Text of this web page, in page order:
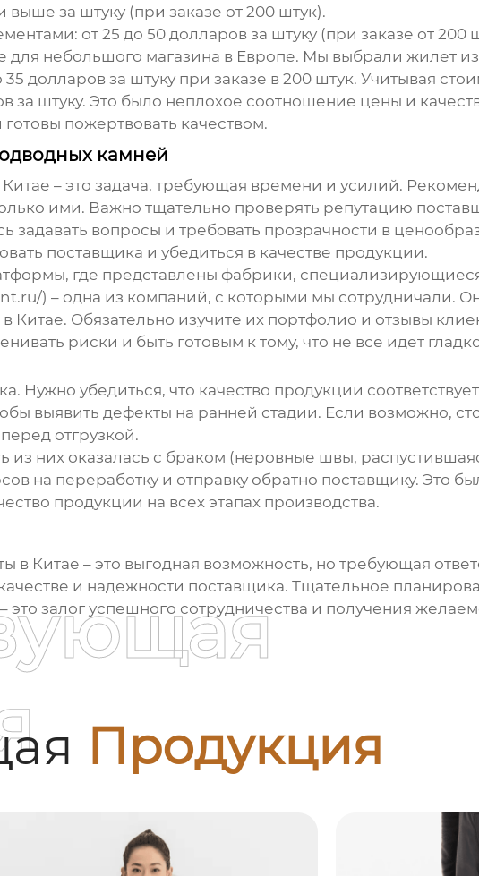
выше за штуку (при заказе от 200 штук).
от 25 до 50 долларов за штуку (при заказе от 200
для небольшого магазина в Европе. Мы выбрали жилет
долларов за штуку при заказе в 200 штук. Учитывая
за штуку. Это было неплохое соотношение цены и
пожертвовать качеством.
камней
– это задача, требующая времени и усилий.
ими. Важно тщательно проверять репутацию
задавать вопросы и требовать прозрачности в
поставщика и убедиться в качестве продукции.
где представлены фабрики,
) – одна из компаний, с которыми мы сотрудничали.
Китае. Обязательно изучите их портфолио и отзывы
риски и быть готовым к тому, что не все идет
Нужно убедиться, что качество продукции
выявить дефекты на ранней стадии. Если возможно,
отгрузкой.
них оказалась с браком (неровные швы,
на переработку и отправку обратно поставщику. Это
продукции на всех этапах производства.
в Китае – это выгодная возможность, но требующая
и надежности поставщика. Тщательное
залог успешного сотрудничества и получения
Продукция